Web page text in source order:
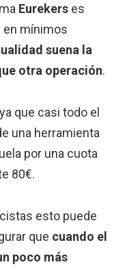
Eurekers es
en mínimos
suena la
otra operación.
que casi todo el
una herramienta
por una cuota
80€.
esto puede
que cuando el
poco más